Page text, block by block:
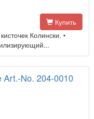
Купить
Колински. •
Art.-No. 204-0010